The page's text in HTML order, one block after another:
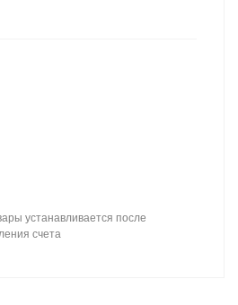
устанавливается после
счета